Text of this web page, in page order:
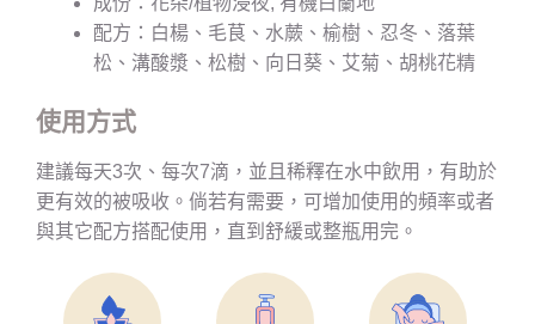
配方：白楊、毛茛、水蕨、榆樹、忍冬、落葉
松、溝酸漿、松樹、向日葵、艾菊、胡桃花精
使用方式
建議每天3次、每次7滴，並且稀釋在水中飲用，有助於
更有效的被吸收。倘若有需要，可增加使用的頻率或者
與其它配方搭配使用，直到舒緩或整瓶用完。